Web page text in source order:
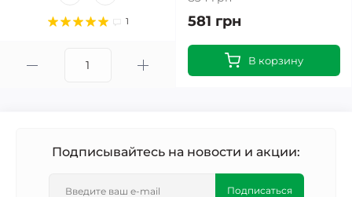
1 581 грн
В корзину
Подписывайтесь на новости и акции:
Подписаться